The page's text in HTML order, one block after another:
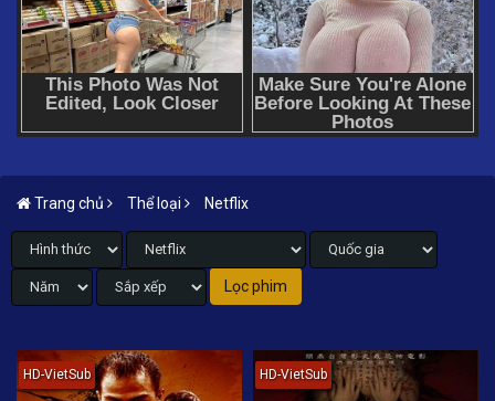
Trang chủ Thể loại Netflix
HD-VietSub HD-VietSub